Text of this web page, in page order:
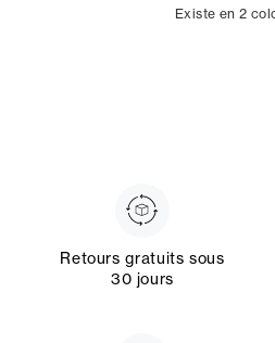
Existe en 2
Retours gratuits sous
30 jours